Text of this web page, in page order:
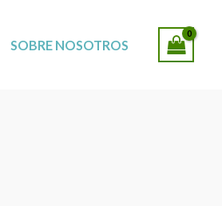
SOBRE NOSOTROS
SUCURSALES